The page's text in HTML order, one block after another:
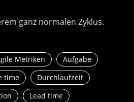
ganz normalen Zyklus.
Metriken
Aufgabe
time
Durchlaufzeit
Lead time